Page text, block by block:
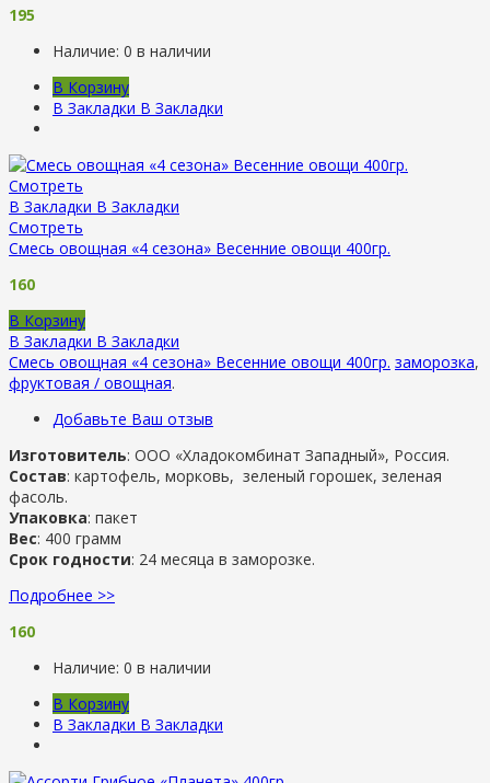
195
Наличие: 0 в наличии
В Корзину
В Закладки В Закладки
Смотреть
В Закладки В Закладки
Смотреть
Смесь овощная «4 сезона» Весенние овощи 400гр.
160
В Корзину
В Закладки В Закладки
Смесь овощная «4 сезона» Весенние овощи 400гр. заморозка,
фруктовая / овощная.
Добавьте Ваш отзыв
Изготовитель: ООО «Хладокомбинат Западный», Россия.
Состав: картофель, морковь, зеленый горошек, зеленая
фасоль.
Упаковка: пакет
Вес: 400 грамм
Срок годности: 24 месяца в заморозке.
Подробнее >>
160
Наличие: 0 в наличии
В Корзину
В Закладки В Закладки